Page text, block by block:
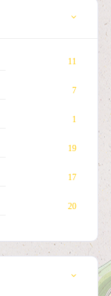
11
7
1
19
17
20